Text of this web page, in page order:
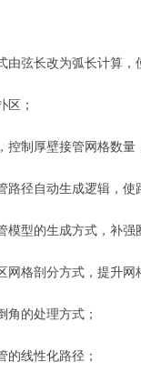
由弦长改为弧长计算，
区；
控制厚壁接管网格数量
路径自动生成逻辑，使
模型的生成方式，补强
网格剖分方式，提升网
角的处理方式；
的线性化路径；